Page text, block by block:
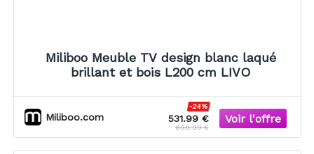
Miliboo Meuble TV design blanc laqué
brillant et bois L200 cm LIVO
Miliboo.com 531.99 €
-24%
699.99 €